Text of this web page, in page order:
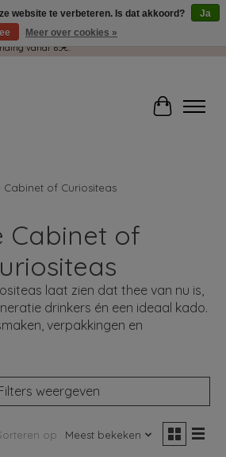
GRATIS in! Duid dit zeker aan in je
vanaf 65€.
Cabinet of Curiositeas
Cabinet of
laat zien dat thee van nu is,
drinkers én een ideaal kado.
verpakkingen en
weergeven
op Meest bekeken
website te verbeteren. Is dat akkoord?
Ja
Meer over cookies »